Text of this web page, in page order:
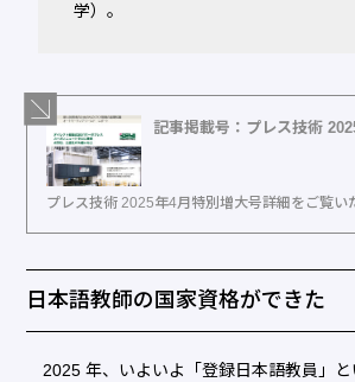
学）。
記事掲載号：プレス技術
プレス技術 2025年4月特別増大号詳細をご覧い
日本語教師の国家資格ができた
2025 年、いよいよ「登録日本語教員」と